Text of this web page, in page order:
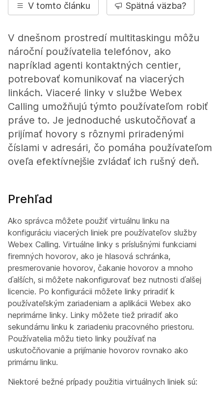
V tomto článku Spätná väzba?
V dnešnom prostredí multitaskingu môžu
nároční používatelia telefónov, ako
napríklad agenti kontaktných centier,
potrebovať komunikovať na viacerých
linkách. Viaceré linky v službe Webex
Calling umožňujú týmto používateľom robiť
práve to. Je jednoduché uskutočňovať a
prijímať hovory s rôznymi priradenými
číslami v adresári, čo pomáha používateľom
oveľa efektívnejšie zvládať ich rušný deň.
Prehľad
Ako správca môžete použiť virtuálnu linku na
konfiguráciu viacerých liniek pre používateľov služby
Webex Calling. Virtuálne linky s príslušnými funkciami
firemných hovorov, ako je hlasová schránka,
presmerovanie hovorov, čakanie hovorov a mnoho
ďalších, si môžete nakonfigurovať bez nutnosti ďalšej
licencie. Po konfigurácii môžete linky priradiť k
používateľským zariadeniam a aplikácii Webex ako
neprimárne linky. Linky môžete tiež priradiť ako
sekundárnu linku k zariadeniu pracovného priestoru.
Používatelia môžu tieto linky používať na
uskutočňovanie a prijímanie hovorov rovnako ako
primárnu linku.
Niektoré bežné prípady použitia virtuálnych liniek sú: